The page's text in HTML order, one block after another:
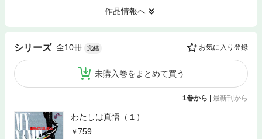
作品情報へ
シリーズ 全10冊 完結 お気に入り登録
未購入巻をまとめて買う
1巻から 最新刊から
わたしは真悟（１）
759